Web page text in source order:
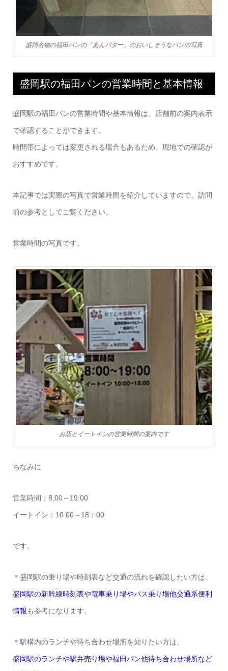
盛岡名物の福田パンの「あんバター」のおいしそうなパンの写真
盛岡駅の福田パンの営業時間と基本情報
盛岡駅の福田パンの営業時間や基本情報は、店舗前の案内表示
で確認することができます。
時間帯によっては変更される場合もあるため、現地での確認が
おすすめです。
本記事では実際の写真で営業時間を紹介していますので、訪問
前の参考としてご覧ください。
営業時間の写真です。
お店とイートインの営業時間の案内です
ちなみに
営業時間：8:00～19:00
イートイン：10:00～18：00
です。
＊盛岡駅の乗り場や時刻表など交通の流れを確認したい方は、
盛岡駅の新幹線時刻表や電車乗り場やバス乗り場他交通系便利
情報も参考になります。
＊駅構内のランチや待ち合わせ場所を知りたい方は、
盛岡駅のランチや駅弁売り場や福田パン他待ち合わせ場所など